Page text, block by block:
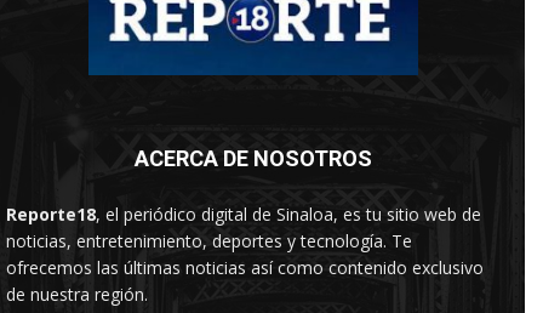
ACERCA DE NOSOTROS
Reporte18, el periódico digital de Sinaloa, es tu sitio web de
noticias, entretenimiento, deportes y tecnología. Te
ofrecemos las últimas noticias así como contenido exclusivo
de nuestra región.